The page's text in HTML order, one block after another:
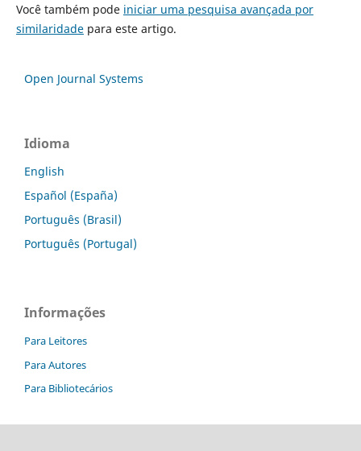
Você também pode iniciar uma pesquisa avançada por
similaridadepara este artigo.
Open Journal Systems
Idioma
English
Español (España)
Português (Brasil)
Português (Portugal)
Informações
Para Leitores
Para Autores
Para Bibliotecários